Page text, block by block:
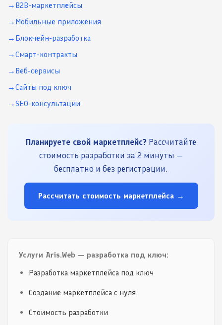
B2B-маркетплейсы
Мобильные приложения
Блокчейн-разработка
Смарт-контракты
Веб-сервисы
Сайты под ключ
SEO-консультации
Планируете свой маркетплейс? Рассчитайте
стоимость разработки за 2 минуты —
бесплатно и без регистрации.
Рассчитать стоимость маркетплейса →
Услуги Aris.Web — разработка под ключ:
Разработка маркетплейса под ключ
Создание маркетплейса с нуля
Стоимость разработки